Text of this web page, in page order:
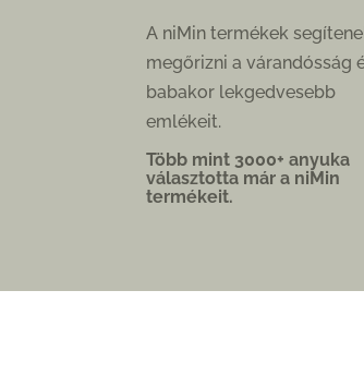
A niMin termékek
megőrizni a várandósság
babakor lekgedvesebb
emlékeit.
Több mint 3000+ anyuka
választotta már a niMin
termékeit.